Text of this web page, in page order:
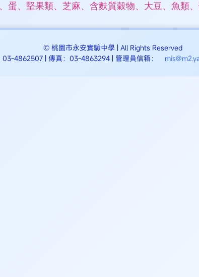
蛋、堅果類、芝麻、含麩質穀物、大豆、魚類
© 桃園市永安實驗中學 | All Rights Reserved
03-4862507 | 傳真：03-4863294 | 管理員信箱：